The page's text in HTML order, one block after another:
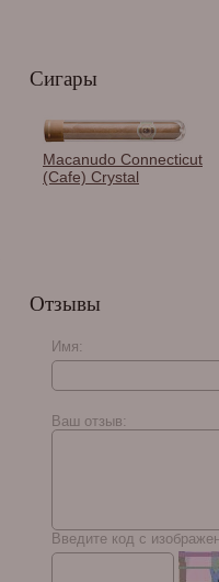
Гильотина Caseti,
хром CA113-2
Сигары
Macanudo Connecticut
(Cafe) Crystal
Gurkha Cellar Reserve
15 Year Koi Perfecto
Отзывы
Имя:
Ваш отзыв:
Введите код с